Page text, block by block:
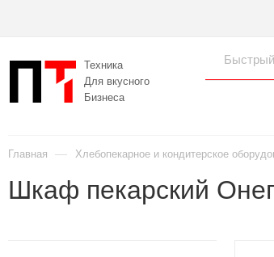
Техника
Для вкусного
Бизнеса
Главная — Хлебопекарное и кондитерское
Шкаф пекарский